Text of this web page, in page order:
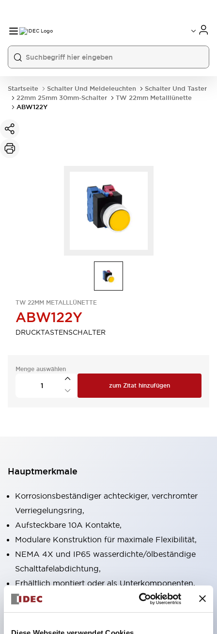
Startseite Schalter Und Meldeleuchten
Schalter Und Taster
22mm 25mm 30mm-Schalter
TW 22mm Metalllünette
ABW122Y
TW 22MM METALLLÜNETTE
ABW122Y
DRUCKTASTENSCHALTER
Menge auswählen
zum Zitat hinzufügen
Hauptmerkmale
Korrosionsbeständiger achteckiger, verchromter
Verriegelungsring,
Aufsteckbare 10A Kontakte,
Modulare Konstruktion für maximale Flexibilität,
NEMA 4X und IP65 wasserdichte/ölbeständige
Schalttafelabdichtung,
Erhältlich montiert oder als Unterkomponenten,
UL gelistet, CSA zertifiziert, TUV zugelassen und
CE gekennzeichnet